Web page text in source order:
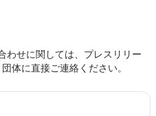
わせに関しては、プレスリリー
体に直接ご連絡ください。